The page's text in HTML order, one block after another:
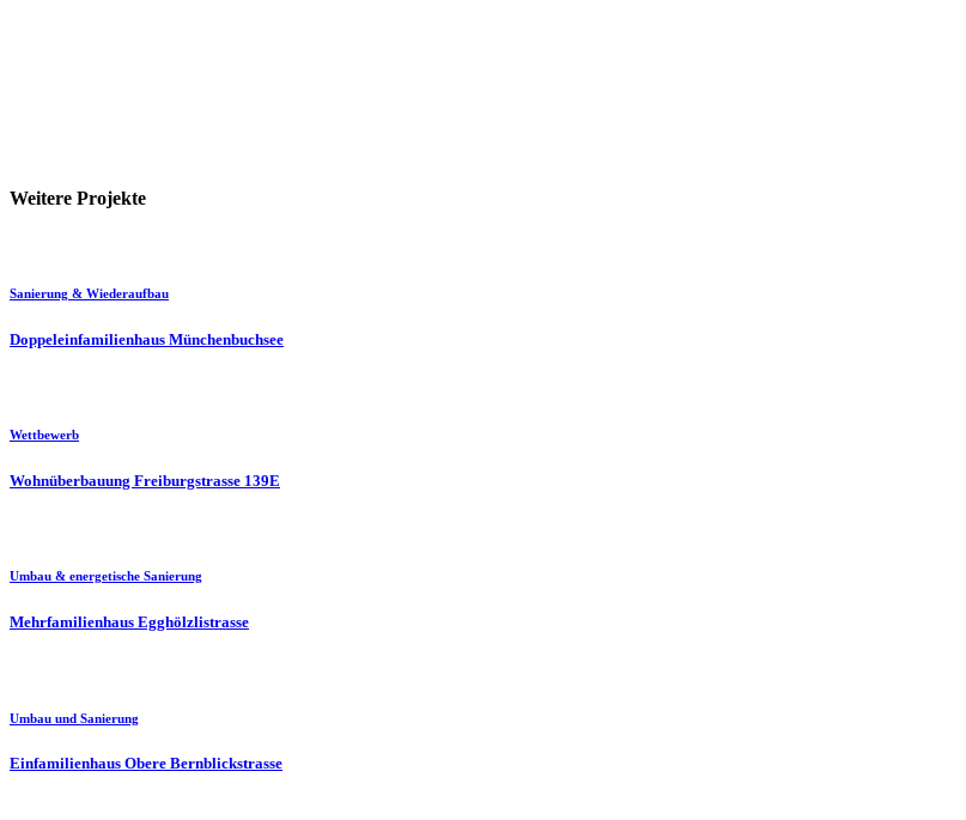
Weitere Projekte
Sanierung & Wiederaufbau
Doppeleinfamilienhaus Münchenbuchsee
Wettbewerb
Wohnüberbauung Freiburgstrasse 139E
Umbau & energetische Sanierung
Mehrfamilienhaus Egghölzlistrasse
Umbau und Sanierung
Einfamilienhaus Obere Bernblickstrasse